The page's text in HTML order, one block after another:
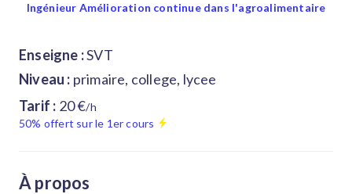
Ingénieur Amélioration continue dans l'agroalimentaire
Enseigne :SVT
Niveau : primaire, college, lycee
Tarif : 20 €/h
50% offert sur le 1er cours
À propos